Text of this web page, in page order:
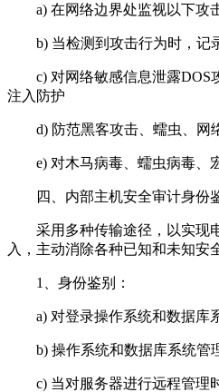
a) 在网络边界处监视以下攻击
b) 当检测到攻击行为时，记录
c) 对网络敏感信息泄露DOS攻
注入防护
d) 防范黑客攻击、蠕虫、网络
e) 对木马病毒、蠕虫病毒、宏
四、内部主机安全审计身份
采用多种传输途径，以实现电
入，主动消除各种已知和未知安
1、身份鉴别：
a) 对登录操作系统和数据库系
b) 操作系统和数据库系统管理
c) 当对服务器进行远程管理时